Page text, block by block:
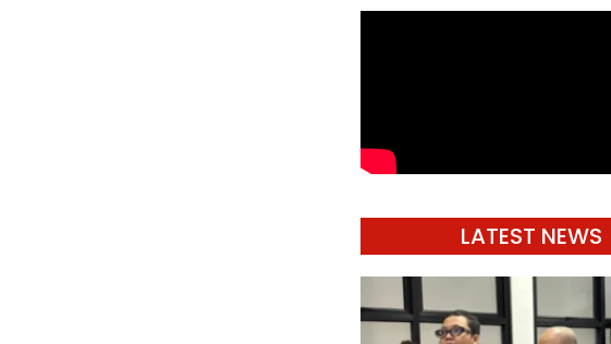
LATEST NEWS